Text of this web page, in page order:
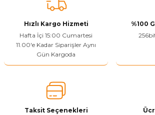
Hızlı Kargo Hizmeti
Hafta İçi 15:00 Cumartesi
11.00'e Kadar Siparişler Aynı
Gün Kargoda
%100
Taksit Seçenekleri